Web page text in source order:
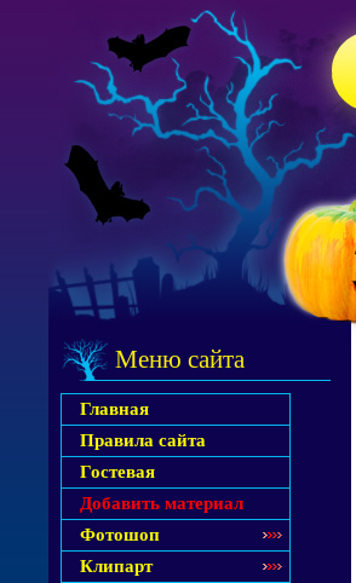
Меню сайта
Главная
Правила сайта
Гостевая
Добавить материал
Фотошоп
Клипарт